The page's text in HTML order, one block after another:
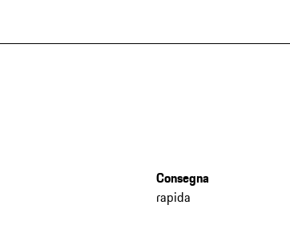
Consegna
rapida